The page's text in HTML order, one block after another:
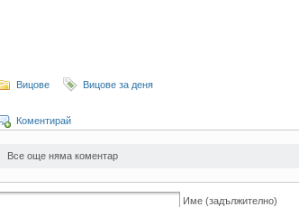
Вицове Вицове за деня
Коментирай
Все още няма коментар
Име (задължително)